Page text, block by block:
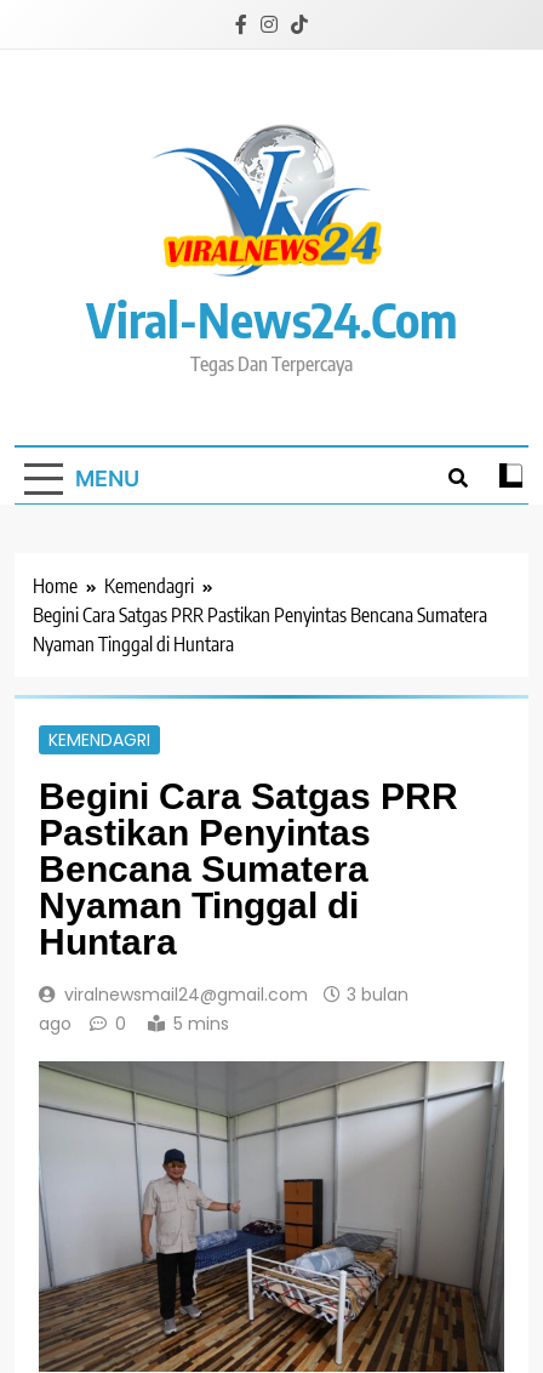
Viral-News24.com
Tegas Dan Terpercaya
MENU
Home
Kemendagri
Begini Cara Satgas PRR Pastikan Penyintas Bencana Sumatera
Nyaman Tinggal di Huntara
KEMENDAGRI
Begini Cara Satgas PRR
Pastikan Penyintas
Bencana Sumatera
Nyaman Tinggal di
Huntara
viralnewsmail24@gmail.com
3 bulan
ago
0 5 mins